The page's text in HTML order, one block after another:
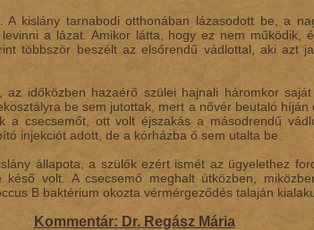
kislány tarnabodi otthonában lázasodott be, a
a lázat. Amikor látta, hogy ez nem működik,
többször beszélt az elsőrendű vádlottal, aki azt
időközben hazaérő szülei hajnali háromkor
be sem jutottak, mert a nővér beutaló híján
a csecsemőt, ott volt éjszakás a másodrendű
injekciót adott, de a kórházba ő sem utalta be.
állapota, a szülők ezért ismét az ügyelethez
volt. A csecsemő meghalt útközben,
B baktérium okozta vérmérgeződés talaján
Kommentár: Dr. Regász Mária